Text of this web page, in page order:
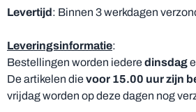
Levertijd: Binnen 3 werkdagen
Leveringsinformatie:
Bestellingen worden iederedinsdag
De artikelen dievoor 15.00 uur zijn
vrijdag worden op deze dagen nog